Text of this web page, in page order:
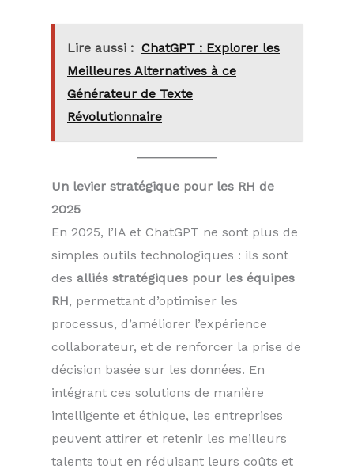
Lire aussi : ChatGPT : Explorer les
Meilleures Alternatives à ce
Générateur de Texte
Révolutionnaire
Un levier stratégique pour les RH de
2025
En 2025, l’IA et ChatGPT ne sont plus de
simples outils technologiques : ils sont
des alliés stratégiques pour les équipes
RH, permettant d’optimiser les
processus, d’améliorer l’expérience
collaborateur, et de renforcer la prise de
décision basée sur les données. En
intégrant ces solutions de manière
intelligente et éthique, les entreprises
peuvent attirer et retenir les meilleurs
talents tout en réduisant leurs coûts et